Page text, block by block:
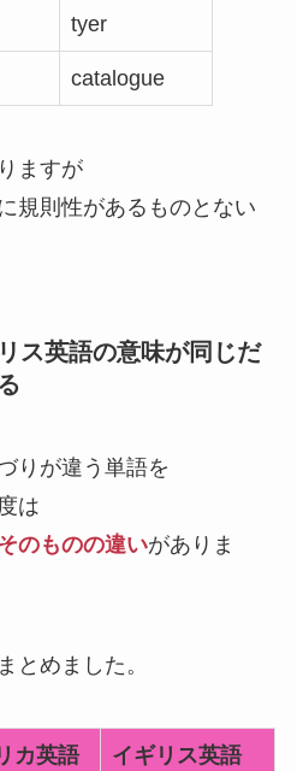
tyer
catalogue
ますが
規則性があるものとない
ス英語の意味が同じだ
りが違う単語を
は
のものの違いがありま
とめました。
カ英語 イギリス英語